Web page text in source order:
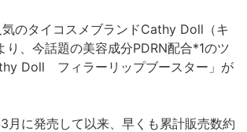
のタイコスメブランドCathy Doll（キ
り、今話題の美容成分PDRN配合*1のツ
Doll フィラーリップブースター」が
月に発売して以来、早くも累計販売数約